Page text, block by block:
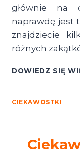
głównie na
naprawdę jest
znajdziecie
różnych
DOWIEDZ SIĘ
CIEKAWOSTKI